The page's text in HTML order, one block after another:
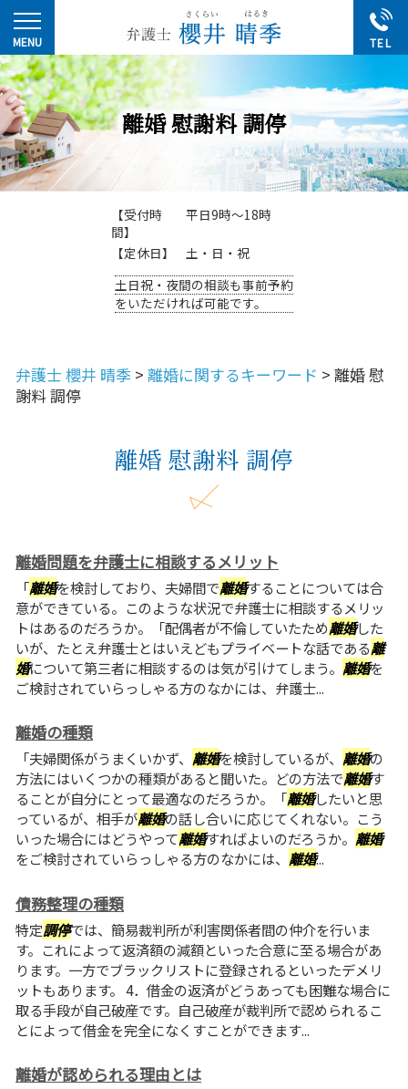
離婚 慰謝料 調停
【受付時
間】
平日9時～18時
【定休日】
土・日・祝
土日祝・夜間の相談も事前予約
をいただければ可能です。
弁護士 櫻井 晴季 > 離婚に関するキーワード > 離婚 慰
謝料 調停
離婚 慰謝料 調停
離婚問題を弁護士に相談するメリット
「離婚を検討しており、夫婦間で離婚することについては合
意ができている。このような状況で弁護士に相談するメリッ
トはあるのだろうか。「配偶者が不倫していたため離婚した
いが、たとえ弁護士とはいえどもプライベートな話である離
婚について第三者に相談するのは気が引けてしまう。 離婚を
ご検討されていらっしゃる方のなかには、弁護士...
離婚の種類
「夫婦関係がうまくいかず、 離婚を検討しているが、 離婚の
方法にはいくつかの種類があると聞いた。どの方法で離婚す
ることが自分にとって最適なのだろうか。「離婚したいと思
っているが、相手が離婚の話し合いに応じてくれない。こう
いった場合にはどうやって離婚すればよいのだろうか。 離婚
をご検討されていらっしゃる方のなかには、 離婚...
債務整理の種類
特定調停では、簡易裁判所が利害関係者間の仲介を行いま
す。これによって返済額の減額といった合意に至る場合があ
ります。一方でブラックリストに登録されるといったデメリ
ットもあります。 4．借金の返済がどうあっても困難な場合に
取る手段が自己破産です。自己破産が裁判所で認められるこ
とによって借金を完全になくすことができます...
離婚が認められる理由とは